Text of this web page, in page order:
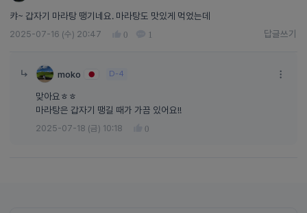
캬~ 갑자기 마라탕 땡기네요. 마라탕도 맛있게 먹었는데
2025-07-16 (수) 20:47 0 1답글쓰기 답글쓰기
moko D-4
맞아요ㅎㅎ
마라탕은 갑자기 땡길 때가 가끔 있어요!!
2025-07-18 (금) 10:18 0